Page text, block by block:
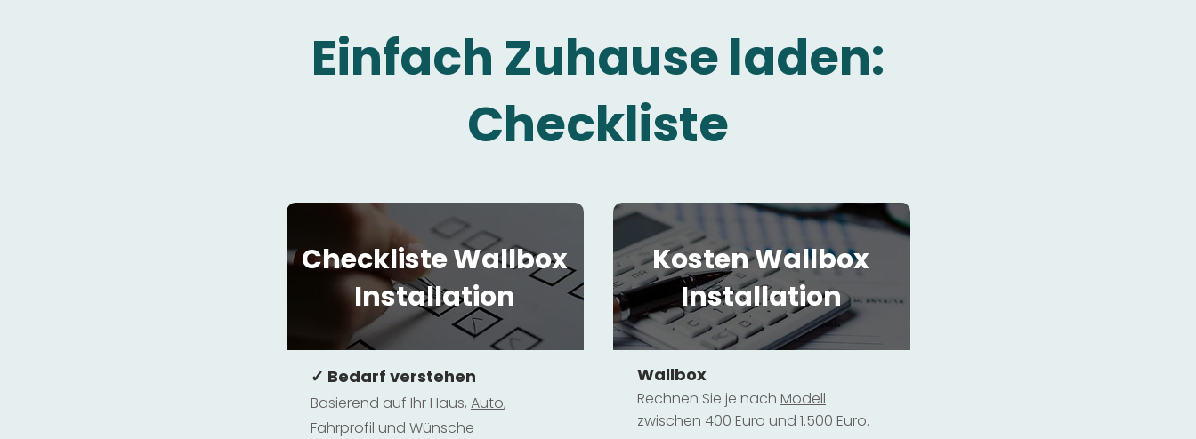
Einfach Zuhause laden:
Checkliste
Checkliste Wallbox
Installation
✓ Bedarf verstehen
Basierend auf Ihr Haus, Auto,
Fahrprofil und Wünsche
Kosten Wallbox
Installation
Wallbox
Rechnen Sie je nach Modell
zwischen 400 Euro und 1.500 Euro.